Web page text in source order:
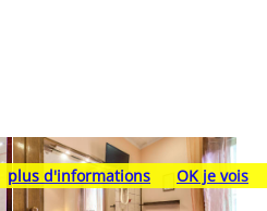
plus d'informations OK je vois